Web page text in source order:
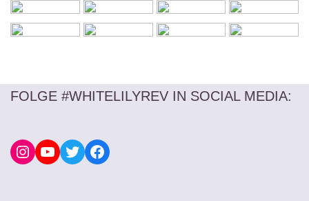
FOLGE #WHITELILYREV IN SOCIAL MEDIA: